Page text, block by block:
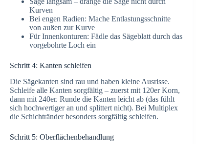
Kurven
Bei engen Radien: Mache Entlastungsschnitte
von außen zur Kurve
Für Innenkonturen: Fädle das Sägeblatt durch das
vorgebohrte Loch ein
Schritt 4: Kanten schleifen
Die Sägekanten sind rau und haben kleine Ausrisse.
Schleife alle Kanten sorgfältig – zuerst mit 120er Korn,
dann mit 240er. Runde die Kanten leicht ab (das fühlt
sich hochwertiger an und splittert nicht). Bei Multiplex
die Schichtränder besonders sorgfältig schleifen.
Schritt 5: Oberflächenbehandlung